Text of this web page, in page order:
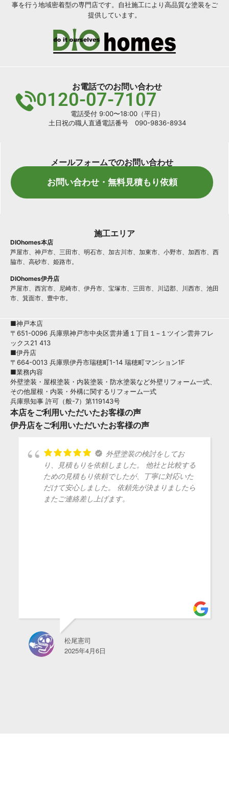
事を行う地域密着型の専門店です。自社施工により高品質な塗装をご
提供しています。
お電話でのお問い合わせ
0120-07-7107
電話受付 9:00〜18:00（平日）
土日祝の職人直通電話番号 090-9836-8934
メールフォームでのお問い合わせ
お問い合わせ・無料見積もり依頼
施工エリア
DIOhomes本店
芦屋市、神戸市、三田市、明石市、加古川市、加東市、小野市、加西市、西
脇市、高砂市、姫路市。
DIOhomes伊丹店
芦屋市、西宮市、尼崎市、伊丹市、宝塚市、三田市、川辺郡、川西市、池田
市、箕面市、豊中市。
■神戸本店
〒651-0096 兵庫県神戸市中央区雲井通１丁目１−１ツイン雲井フレ
ックス21 413
■伊丹店
〒664-0013 兵庫県伊丹市瑞穂町1-14 瑞穂町マンション1F
■業務内容
外壁塗装・屋根塗装・内装塗装・防水塗装など外壁リフォーム一式、
その他屋根・内装・外構に関するリフォーム一式
兵庫県知事 許可（般-7）第119143号
本店をご利用いただいたお客様の声
伊丹店をご利用いただいたお客様の声
外壁塗装の検討をしてお
り、見積もりを依頼しました。 他社と比較する
ための見積もり依頼でしたが、丁寧に対応いた
だけて安心しました。 依頼先が決まりましたら
またご連絡差し上げます。
松尾憲司
2025年4月6日